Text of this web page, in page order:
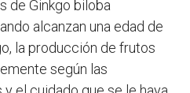
de Ginkgo biloba
alcanzan una edad de
la producción de frutos
según las